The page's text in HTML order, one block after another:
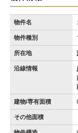
物件名
物件種別
所在地
沿線情報
建物/専有面積
その他面積